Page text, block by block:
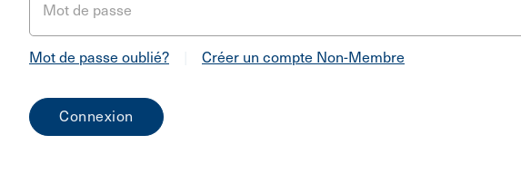
Mot de passe
Mot de passe oublié? Créer un compte Non-Membre